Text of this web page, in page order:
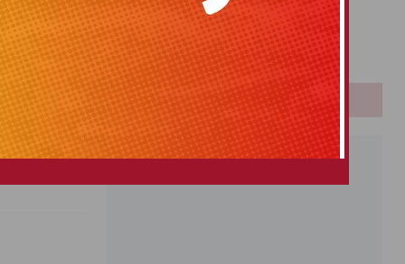
Euromillones
Loteria
Once
PUBLICIDAD